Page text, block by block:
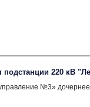
подстанции 220 кВ
№3»